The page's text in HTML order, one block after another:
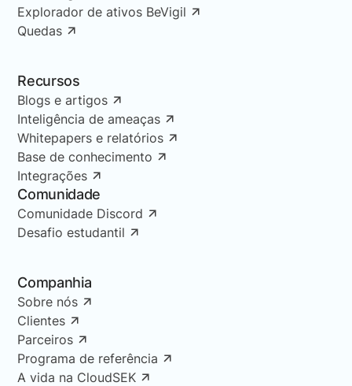
Explorador de ativos BeVigil
Quedas
Recursos
Blogs e artigos
Inteligência de ameaças
Whitepapers e relatórios
Base de conhecimento
Integrações
Comunidade
Comunidade Discord
Desafio estudantil
Companhia
Sobre nós
Clientes
Parceiros
Programa de referência
A vida na CloudSEK